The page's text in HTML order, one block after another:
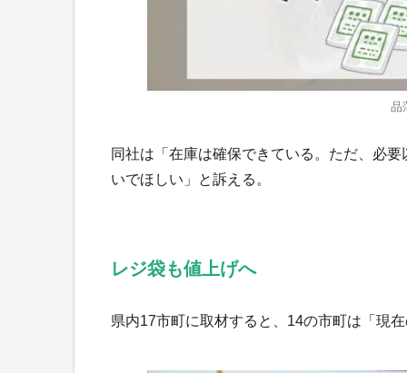
品
同社は「在庫は確保できている。ただ、必
いでほしい」と訴える。
レジ袋も値上げへ
県内17市町に取材すると、14の市町は「現